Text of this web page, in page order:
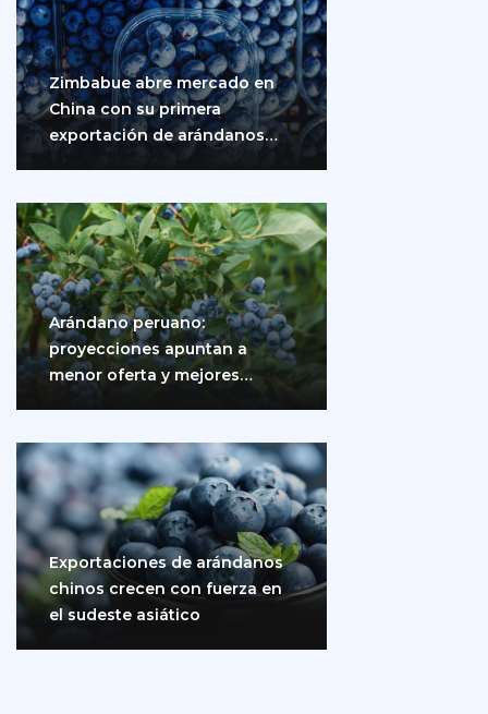
Zimbabue abre mercado en
China con su primera
exportación de arándanos
Arándano peruano:
proyecciones apuntan a
menor oferta y mejores
Exportaciones de arándanos
chinos crecen con fuerza en
el sudeste asiático